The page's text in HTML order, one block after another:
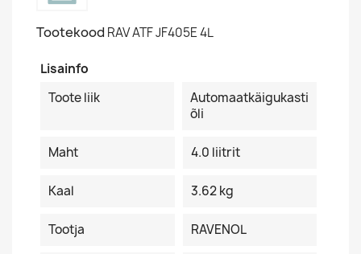
Tootekood RAV ATF JF405E 4L
Lisainfo
Toote liik
Automaatkäigukasti
õli
Maht 4.0 liitrit
Kaal 3.62 kg
Tootja RAVENOL